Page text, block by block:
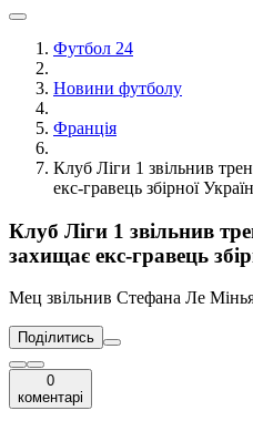
Футбол 24
Новини футболу
Франція
Клуб Ліги 1 звільнив
екс-гравець збірної
Клуб Ліги 1 звільнив
захищає екс-гравець
Мец звільнив Стефана Ле
Поділитись
0
коментарі